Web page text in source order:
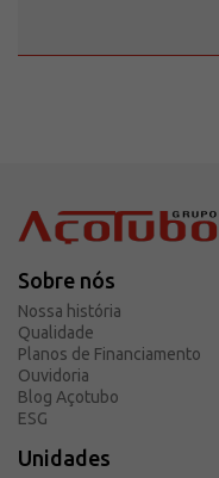
Sobre nós
Nossa história
Qualidade
Planos de Financiamento
Ouvidoria
Blog Açotubo
ESG
Unidades